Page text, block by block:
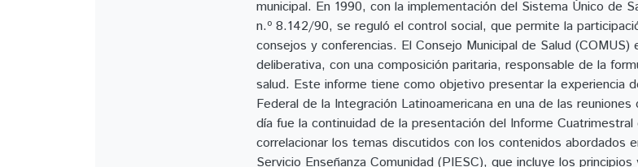
municipal. En 1990, con la implementación del Sistema Único de
n.º 8.142/90, se reguló el control social, que permite la
consejos y conferencias. El Consejo Municipal de Salud
deliberativa, con una composición paritaria, responsable de la
salud. Este informe tiene como objetivo presentar la experiencia
Federal de la Integración Latinoamericana en una de las
día fue la continuidad de la presentación del Informe
correlacionar los temas discutidos con los contenidos abordados
Servicio Enseñanza Comunidad (PIESC), que incluye los